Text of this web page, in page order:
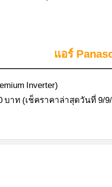
แอร์
Inverter)
บาท (เช็คราคาล่าสุดวันที่ 9/